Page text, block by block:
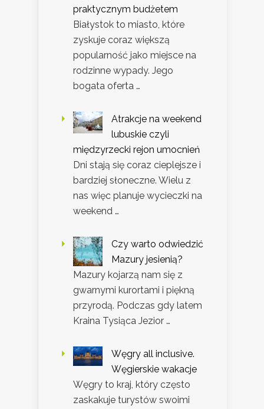
praktycznym budżetem
Białystok to miasto, które
zyskuje coraz większą
popularność jako miejsce na
rodzinne wypady. Jego
bogata oferta …
Atrakcje na weekend
lubuskie czyli
międzyrzecki rejon umocnień
Dni stają się coraz cieplejsze i
bardziej słoneczne. Wielu z
nas więc planuje wycieczki na
weekend …
Czy warto odwiedzić
Mazury jesienią?
Mazury kojarzą nam się z
gwarnymi kurortami i piękną
przyrodą. Podczas gdy latem
Kraina Tysiąca Jezior …
Węgry all inclusive.
Węgierskie wakacje
Węgry to kraj, który często
zaskakuje turystów swoimi